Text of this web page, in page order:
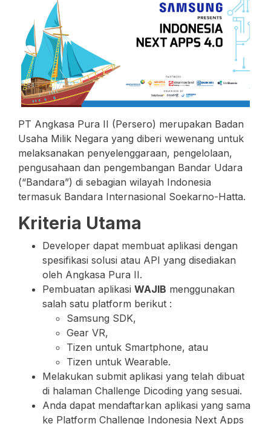
PT Angkasa Pura II (Persero) merupakan Badan
Usaha Milik Negara yang diberi wewenang untuk
melaksanakan penyelenggaraan, pengelolaan,
pengusahaan dan pengembangan Bandar Udara
(“Bandara”) di sebagian wilayah Indonesia
termasuk Bandara Internasional Soekarno-Hatta.
Kriteria Utama
Developer dapat membuat aplikasi dengan
spesifikasi solusi atau API yang disediakan
oleh Angkasa Pura II.
Pembuatan aplikasi WAJIB menggunakan
salah satu platform berikut :
Samsung SDK,
Gear VR,
Tizen untuk Smartphone, atau
Tizen untuk Wearable.
Melakukan submit aplikasi yang telah dibuat
di halaman Challenge Dicoding yang sesuai.
Anda dapat mendaftarkan aplikasi yang sama
ke Platform Challenge Indonesia Next Apps